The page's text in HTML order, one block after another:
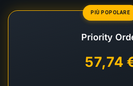
PIÙ POPOLARE
Priority
57,74